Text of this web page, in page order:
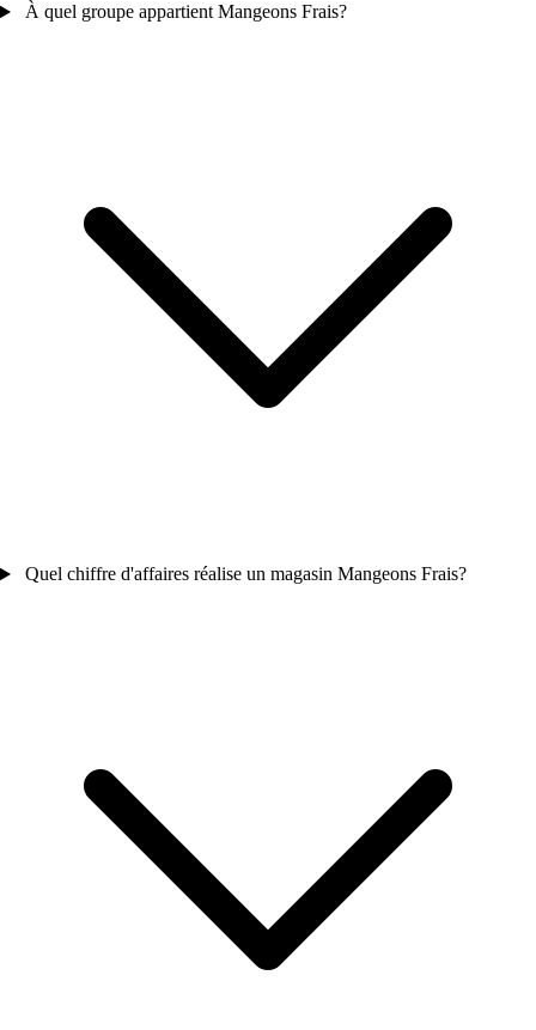
À quel groupe appartient Mangeons Frais?
Quel chiffre d'affaires réalise un magasin Mangeons Frais?